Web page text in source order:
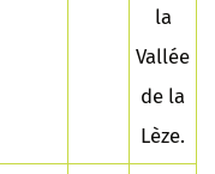
la
Vallée
de la
Lèze.